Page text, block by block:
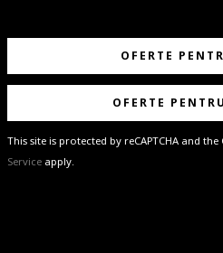
OFERTE
OFERTE
This site is protected by reCAPTCHA and
Service apply.